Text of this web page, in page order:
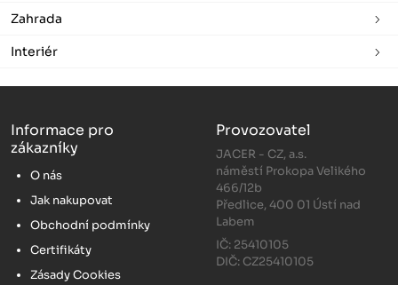
Zahrada
Interiér
Informace pro
zákazníky
O nás
Jak nakupovat
Obchodní podmínky
Certifikáty
Zásady Cookies
Provozovatel
JACER - CZ, a.s.
náměstí Prokopa Velikého
466/12b
Předlice, 400 01 Ústí nad
Labem
IČ: 25410105
DIČ: CZ25410105